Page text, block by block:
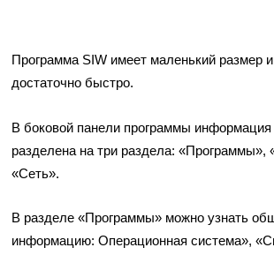
Программа SIW имеет маленький размер
достаточно быстро.
В боковой панели программы
разделена на три раздела: «Программы»,
«Сеть».
В разделе «Программы» можно узнать
информацию: Операционная система»,